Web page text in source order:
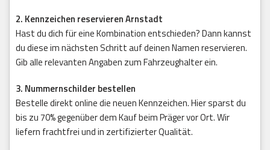
2. Kennzeichen reservieren Arnstadt
Hast du dich für eine Kombination entschieden? Dann kannst
du diese im nächsten Schritt auf deinen Namen reservieren.
Gib alle relevanten Angaben zum Fahrzeughalter ein.
3. Nummernschilder bestellen
Bestelle direkt online die neuen Kennzeichen. Hier sparst du
bis zu 70% gegenüber dem Kauf beim Präger vor Ort. Wir
liefern frachtfrei und in zertifizierter Qualität.